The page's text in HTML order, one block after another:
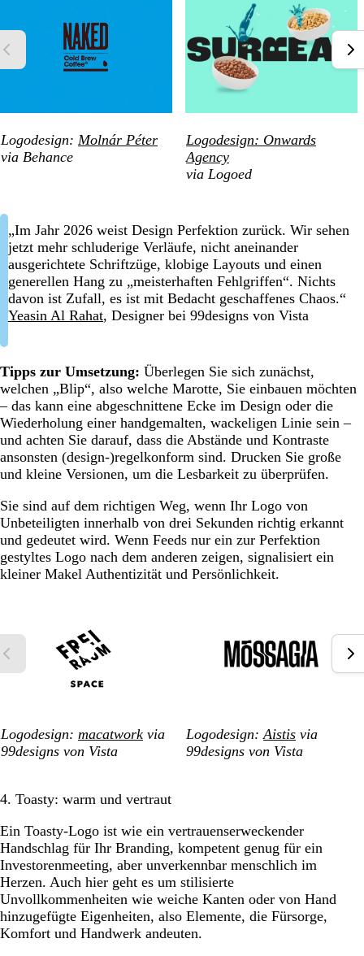
Logodesign: Molnár Péter
via Behance
Logodesign: Onwards
Agency
via Logoed
„Im Jahr 2026 weist Design Perfektion zurück. Wir sehen
jetzt mehr schluderige Verläufe, nicht aneinander
ausgerichtete Schriftzüge, klobige Layouts und einen
generellen Hang zu „meisterhaften Fehlgriffen“. Nichts
davon ist Zufall, es ist mit Bedacht geschaffenes Chaos.“
Yeasin Al Rahat, Designer bei 99designs von Vista
Tipps zur Umsetzung: Überlegen Sie sich zunächst,
welchen „Blip“, also welche Marotte, Sie einbauen möchten
– das kann eine abgeschnittene Ecke im Design oder die
Wiederholung einer handgemalten, wackeligen Linie sein –
und achten Sie darauf, dass die Abstände und Kontraste
ansonsten (design-)regelkonform sind. Drucken Sie große
und kleine Versionen, um die Lesbarkeit zu überprüfen.
Sie sind auf dem richtigen Weg, wenn Ihr Logo von
Unbeteiligten innerhalb von drei Sekunden richtig erkannt
und gedeutet wird. Wenn Feeds nur ein zur Perfektion
gestyltes Logo nach dem anderen zeigen, signalisiert ein
kleiner Makel Authentizität und Persönlichkeit.
Logodesign: macatwork via
99designs von Vista
Logodesign:Aistis via
99designs von Vista
4. Toasty: warm und vertraut
Ein Toasty-Logo ist wie ein vertrauenserweckender
Handschlag für Ihr Branding, kompetent genug für ein
Investorenmeeting, aber unverkennbar menschlich im
Herzen. Auch hier geht es um stilisierte
Unvollkommenheiten wie weiche Kanten oder von Hand
hinzugefügte Eigenheiten, also Elemente, die Fürsorge,
Komfort und Handwerk andeuten.